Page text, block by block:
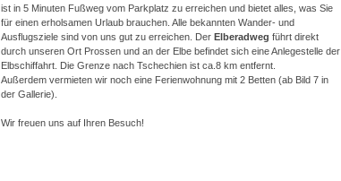
ist in 5 Minuten Fußweg vom Parkplatz zu erreichen und bietet alles, was Sie
für einen erholsamen Urlaub brauchen. Alle bekannten Wander- und
Ausflugsziele sind von uns gut zu erreichen. Der Elberadweg führt direkt
durch unseren Ort Prossen und an der Elbe befindet sich eine Anlegestelle der
Elbschiffahrt. Die Grenze nach Tschechien ist ca.8 km entfernt.
Außerdem vermieten wir noch eine Ferienwohnung mit 2 Betten (ab Bild 7 in
der Gallerie).
Wir freuen uns auf Ihren Besuch!